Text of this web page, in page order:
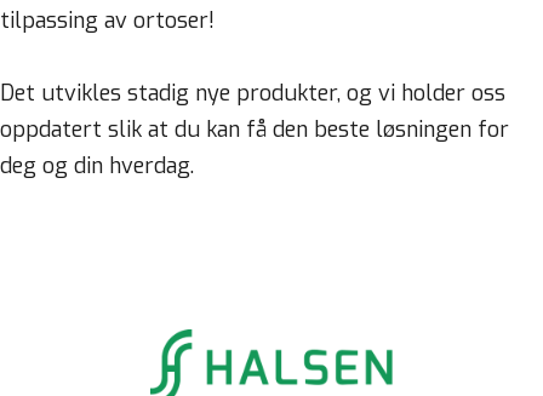
tilpassing av ortoser!
Det utvikles stadig nye produkter, og vi holder oss
oppdatert slik at du kan få den beste løsningen for
deg og din hverdag.